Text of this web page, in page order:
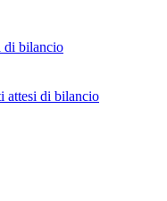
di bilancio
attesi di bilancio